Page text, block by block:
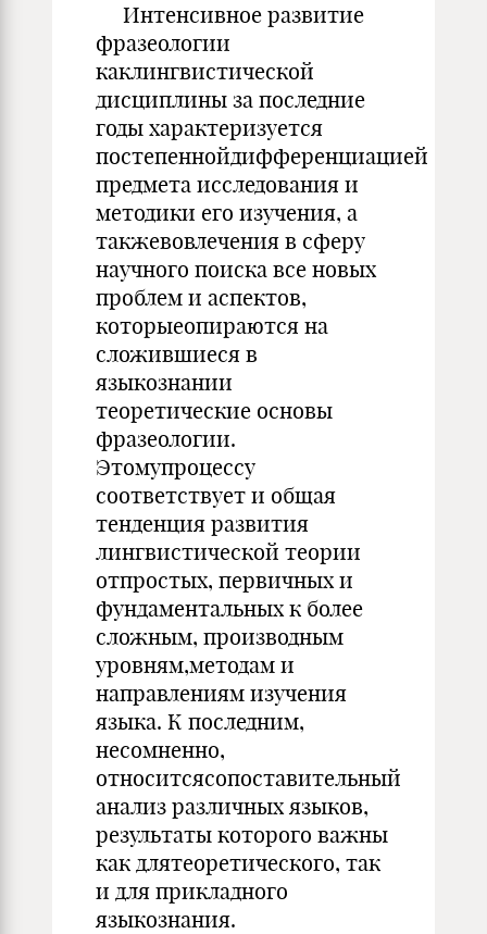
Интенсивное развитие
фразеологии
каклингвистической
дисциплины за последние
годы характеризуется
постепеннойдифференциацией
предмета исследования и
методики его изучения, а
такжевовлечения в сферу
научного поиска все новых
проблем и аспектов,
которыеопираются на
сложившиеся в
языкознании
теоретические основы
фразеологии.
Этомупроцессу
соответствует и общая
тенденция развития
лингвистической теории
отпростых, первичных и
фундаментальных к более
сложным, производным
уровням,методам и
направлениям изучения
языка. К последним,
несомненно,
относитсясопоставительный
анализ различных языков,
результаты которого важны
как длятеоретического, так
и для прикладного
языкознания.